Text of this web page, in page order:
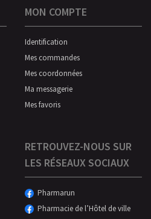
MON COMPTE
Identification
Mes commandes
Mes coordonnées
Ma messagerie
Mes favoris
RETROUVEZ-NOUS SUR
LES RÉSEAUX SOCIAUX
Pharmarun
Pharmacie de l’Hôtel de ville